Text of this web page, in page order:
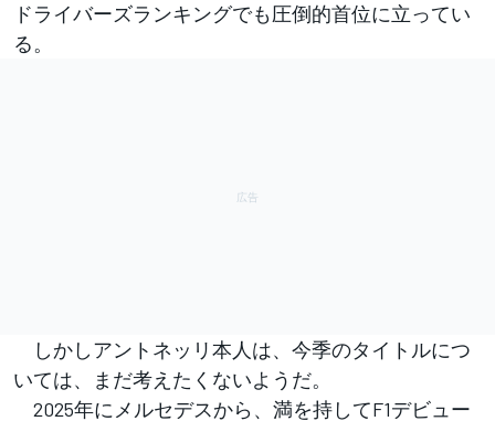
ドライバーズランキングでも圧倒的首位に立ってい
る。
しかしアントネッリ本人は、今季のタイトルにつ
いては、まだ考えたくないようだ。
2025年にメルセデスから、満を持してF1デビュー